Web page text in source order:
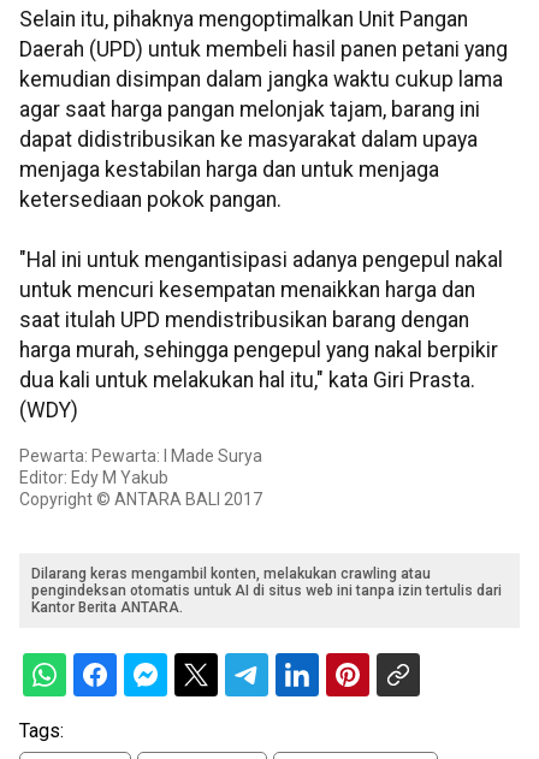
Selain itu, pihaknya mengoptimalkan Unit Pangan
Daerah (UPD) untuk membeli hasil panen petani yang
kemudian disimpan dalam jangka waktu cukup lama
agar saat harga pangan melonjak tajam, barang ini
dapat didistribusikan ke masyarakat dalam upaya
menjaga kestabilan harga dan untuk menjaga
ketersediaan pokok pangan.
"Hal ini untuk mengantisipasi adanya pengepul nakal
untuk mencuri kesempatan menaikkan harga dan
saat itulah UPD mendistribusikan barang dengan
harga murah, sehingga pengepul yang nakal berpikir
dua kali untuk melakukan hal itu," kata Giri Prasta.
(WDY)
Pewarta: Pewarta: I Made Surya
Editor: Edy M Yakub
Copyright © ANTARA BALI 2017
Dilarang keras mengambil konten, melakukan crawling atau
pengindeksan otomatis untuk AI di situs web ini tanpa izin tertulis dari
Kantor Berita ANTARA.
Tags: